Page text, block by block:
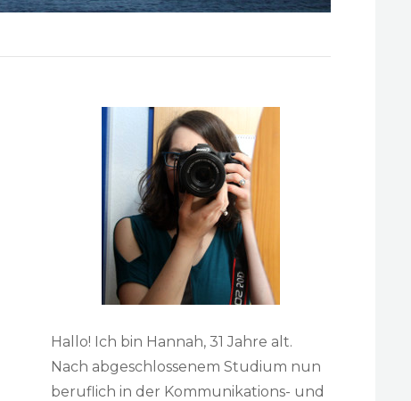
Hallo! Ich bin Hannah, 31 Jahre alt.
Nach abgeschlossenem Studium nun
beruflich in der Kommunikations- und